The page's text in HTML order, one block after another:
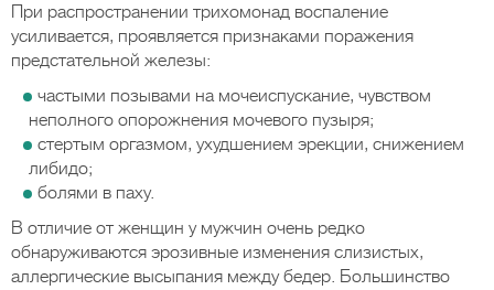
При распространении трихомонад воспаление
усиливается, проявляется признаками поражения
предстательной железы:
частыми позывами на мочеиспускание, чувством
неполного опорожнения мочевого пузыря;
стертым оргазмом, ухудшением эрекции, снижением
либидо;
болями в паху.
В отличие от женщин у мужчин очень редко
обнаруживаются эрозивные изменения слизистых,
аллергические высыпания между бедер. Большинство